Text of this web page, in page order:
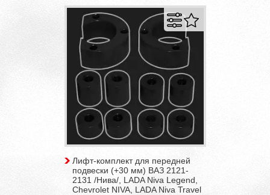
Лифт-комплект для передней
подвески (+30 мм) ВАЗ 2121-
2131 /Нива/, LADA Niva Legend,
Chevrolet NIVA, LADA Niva Travel